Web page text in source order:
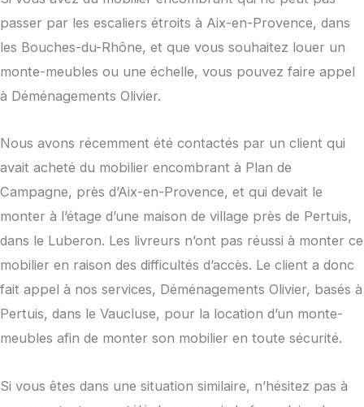
passer par les escaliers étroits à Aix-en-Provence, dans
les Bouches-du-Rhône, et que vous souhaitez louer un
monte-meubles ou une échelle, vous pouvez faire appel
à Déménagements Olivier.
Nous avons récemment été contactés par un client qui
avait acheté du mobilier encombrant à Plan de
Campagne, près d’Aix-en-Provence, et qui devait le
monter à l’étage d’une maison de village près de Pertuis,
dans le Luberon. Les livreurs n’ont pas réussi à monter ce
mobilier en raison des difficultés d’accès. Le client a donc
fait appel à nos services, Déménagements Olivier, basés à
Pertuis, dans le Vaucluse, pour la location d’un monte-
meubles afin de monter son mobilier en toute sécurité.
Si vous êtes dans une situation similaire, n’hésitez pas à